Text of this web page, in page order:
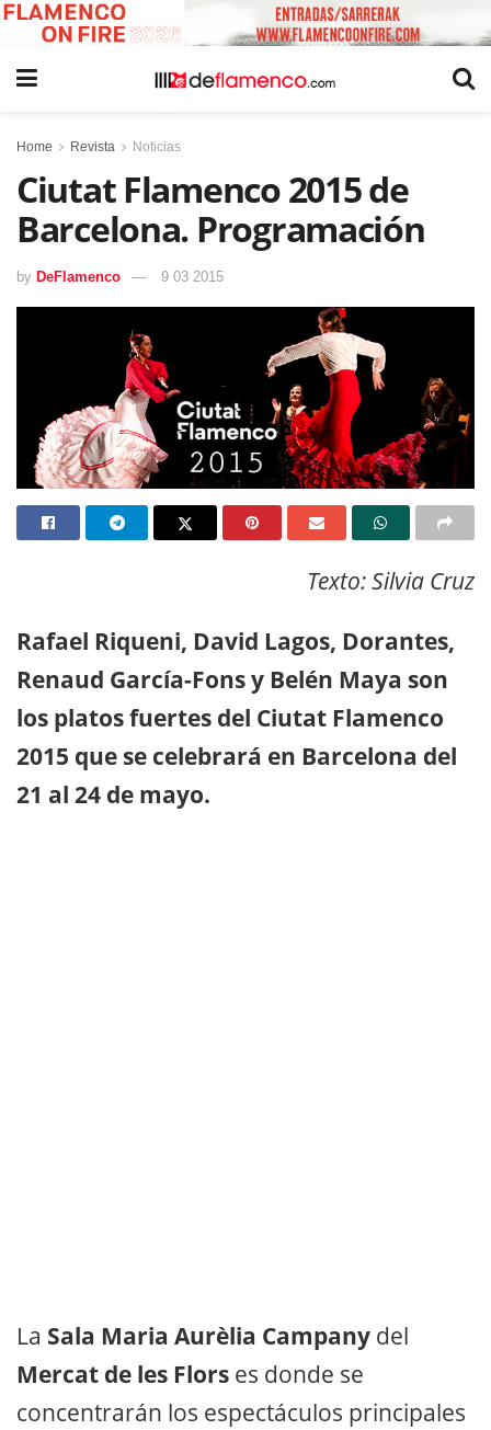
Home Revista Noticias
Ciutat Flamenco 2015 de
Barcelona. Programación
by DeFlamenco 9 03 2015
Texto: Silvia Cruz
Rafael Riqueni, David Lagos, Dorantes,
Renaud García-Fons y Belén Maya son
los platos fuertes del Ciutat Flamenco
2015 que se celebrará en Barcelona del
21 al 24 de mayo.
La Sala Maria Aurèlia Campany del
Mercat de les Flors es donde se
concentrarán los espectáculos principales